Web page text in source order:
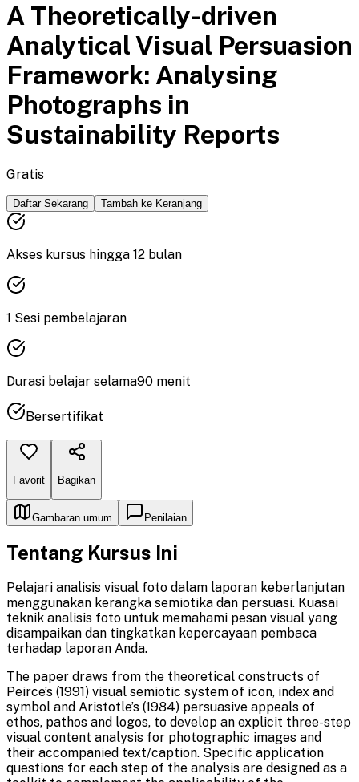
A Theoretically-driven
Analytical Visual Persuasion
Framework: Analysing
Photographs in
Sustainability Reports
Gratis
Daftar Sekarang Tambah ke Keranjang
Akses kursus hingga 12 bulan
1 Sesi pembelajaran
Durasi belajar selama90 menit
Bersertifikat
Favorit Bagikan
Gambaran umum Penilaian
Tentang Kursus Ini
Pelajari analisis visual foto dalam laporan keberlanjutan
menggunakan kerangka semiotika dan persuasi. Kuasai
teknik analisis foto untuk memahami pesan visual yang
disampaikan dan tingkatkan kepercayaan pembaca
terhadap laporan Anda.
The paper draws from the theoretical constructs of
Peirce’s (1991) visual semiotic system of icon, index and
symbol and Aristotle’s (1984) persuasive appeals of
ethos, pathos and logos, to develop an explicit three-step
visual content analysis for photographic images and
their accompanied text/caption. Specific application
questions for each step of the analysis are designed as a